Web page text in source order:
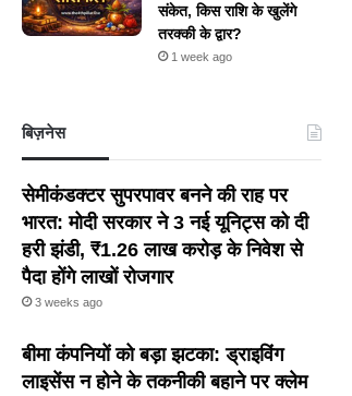
संकेत, किस राशि के खुलेंगे
तरक्की के द्वार?
1 week ago
बिज़नेस
सेमीकंडक्टर सुपरपावर बनने की राह पर
भारत: मोदी सरकार ने 3 नई यूनिट्स को दी
हरी झंडी, ₹1.26 लाख करोड़ के निवेश से
पैदा होंगे लाखों रोजगार
3 weeks ago
बीमा कंपनियों को बड़ा झटका: ड्राइविंग
लाइसेंस न होने के तकनीकी बहाने पर क्लेम